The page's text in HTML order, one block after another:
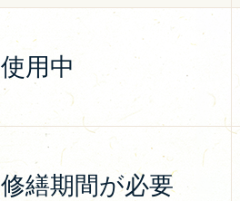
使用中
修繕期間が必要